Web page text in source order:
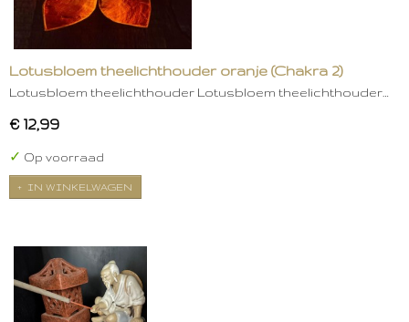
Lotusbloem theelichthouder oranje (Chakra 2)
Lotusbloem theelichthouder Lotusbloem theelichthouder…
€ 12,99
✓ Op voorraad
IN WINKELWAGEN